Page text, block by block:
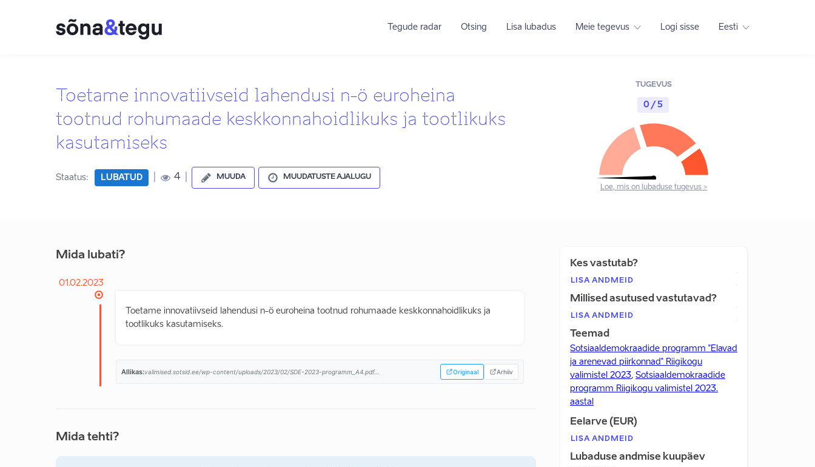
Tegude radar Otsing Lisa lubadus Meie tegevus Logi sisse Eesti
Toetame innovatiivseid lahendusi n-ö euroheina
tootnud rohumaade keskkonnahoidlikuks ja tootlikuks
kasutamiseks
Staatus: LUBATUD 4 MUUDA MUUDATUSTE AJALUGU
TUGEVUS
0 / 5
Loe, mis on lubaduse tugevus >
Mida lubati?
01.02.2023
Toetame innovatiivseid lahendusi n-ö euroheina tootnud rohumaade keskkonnahoidlikuks ja
tootlikuks kasutamiseks.
Allikas:valimised.sotsid.ee/wp-content/uploads/2023/02/SDE-2023-programm_A4.pdf... Originaal Arhiiv
Mida tehti?
Kes vastutab?
LISA ANDMEID
Millised asutused vastutavad?
LISA ANDMEID
Teemad
Sotsiaaldemokraadide programm "Elavad
ja arenevad piirkonnad" Riigikogu
valimistel 2023, Sotsiaaldemokraadide
programm Riigikogu valimistel 2023.
aastal
Eelarve (EUR)
LISA ANDMEID
Lubaduse andmise kuupäev